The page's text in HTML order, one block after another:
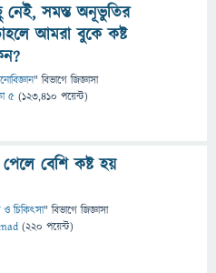
সমস্ত অনূভুতির
আমরা বুকে কষ্ট
" বিভাগে জিজ্ঞাসা
৫ (123,410 পয়েন্ট)
পেলে বেশি কষ্ট হয়
ও চিকিৎসা" বিভাগে জিজ্ঞাসা
(220 পয়েন্ট)